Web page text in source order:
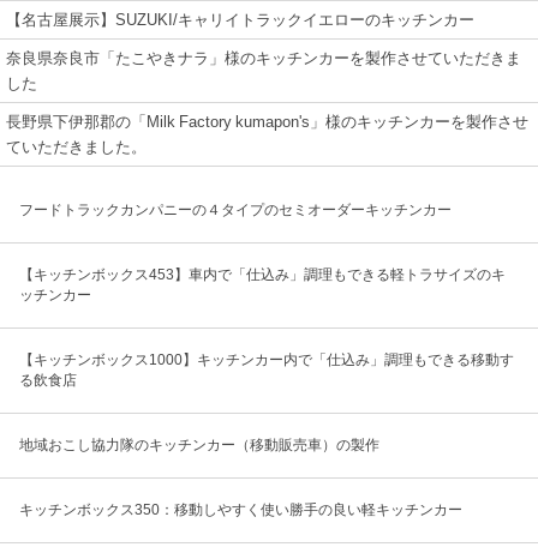
【名古屋展示】SUZUKI/キャリイトラックイエローのキッチンカー
奈良県奈良市「たこやきナラ」様のキッチンカーを製作させていただきま
した
長野県下伊那郡の「Milk Factory kumapon's」様のキッチンカーを製作させ
ていただきました。
フードトラックカンパニーの４タイプのセミオーダーキッチンカー
【キッチンボックス453】車内で「仕込み」調理もできる軽トラサイズのキ
ッチンカー
【キッチンボックス1000】キッチンカー内で「仕込み」調理もできる移動す
る飲食店
地域おこし協力隊のキッチンカー（移動販売車）の製作
キッチンボックス350：移動しやすく使い勝手の良い軽キッチンカー